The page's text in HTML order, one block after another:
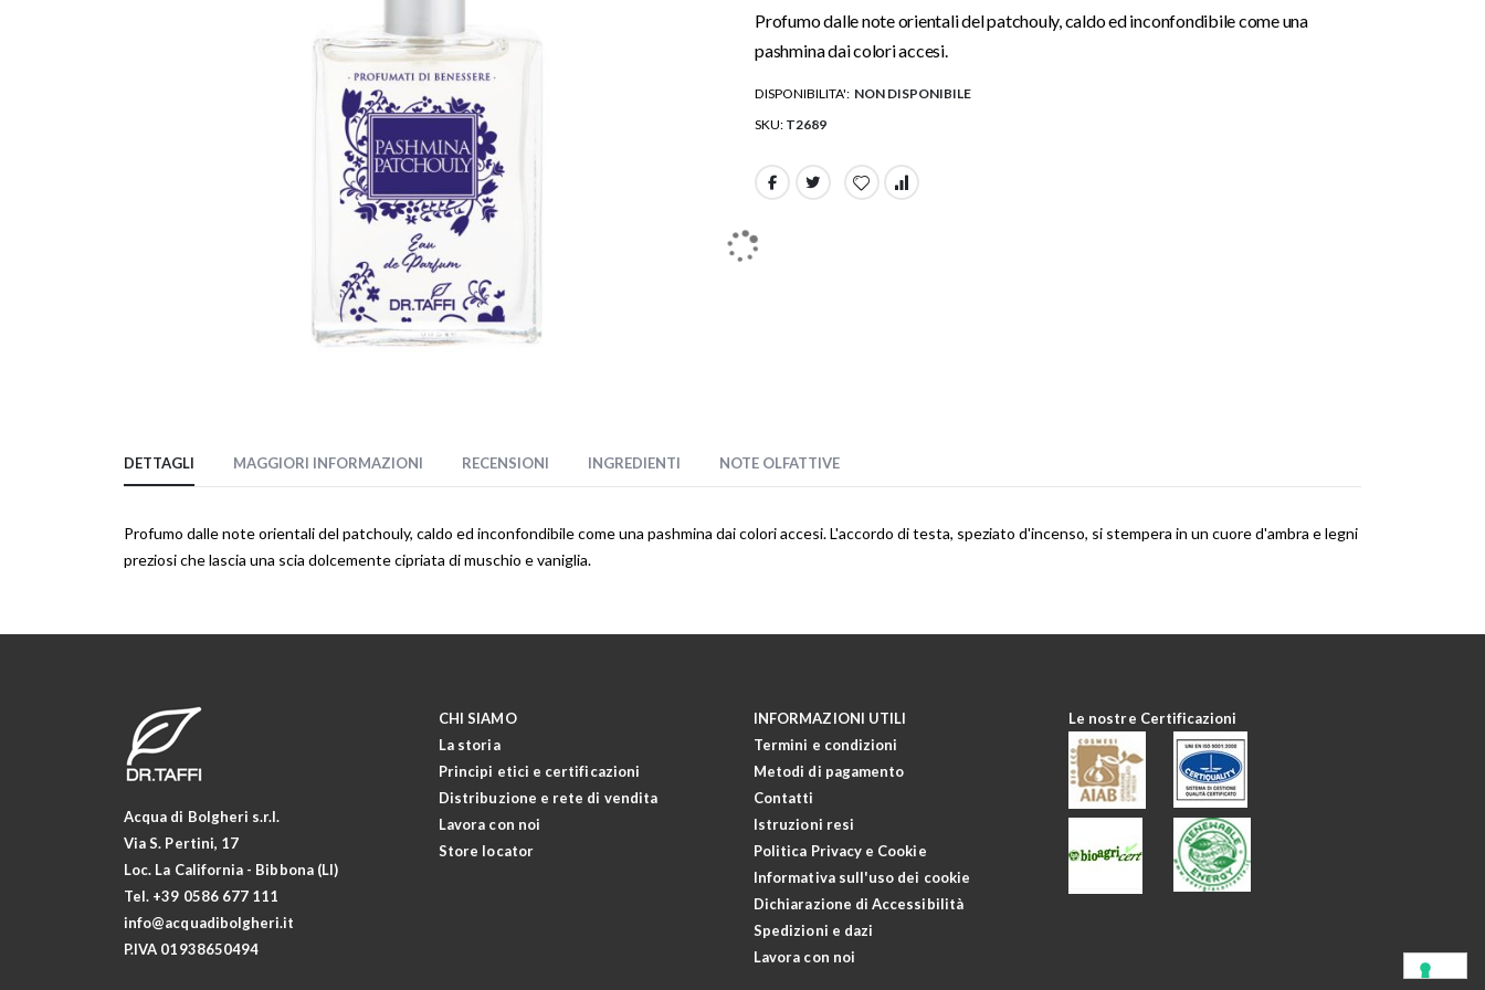
della
di
immagini
Profumo dalle note orientali del patchouly, caldo ed inconfondibile come una
pashmina dai colori accesi.
DISPONIBILITA': NON DISPONIBILE
SKU T2689
DETTAGLI
Profumo dalle note orientali del patchouly, caldo ed inconfondibile come una pashmina dai colori accesi. L'accordo di testa, speziato d'incenso, si stempera in un cuore d'ambra e legni
preziosi che lascia una scia dolcemente cipriata di muschio e vaniglia.
MAGGIORI INFORMAZIONI RECENSIONI INGREDIENTI NOTE OLFATTIVE
Acqua di Bolgheri s.r.l.
Via S. Pertini, 17
Loc. La California - Bibbona (LI)
Tel. +39 0586 677 111
info@acquadibolgheri.it
P.IVA 01938650494
CHI SIAMO
La storia
Principi etici e certificazioni
Distribuzione e rete di vendita
Lavora con noi
Store locator
INFORMAZIONI UTILI
Termini e condizioni
Metodi di pagamento
Contatti
Istruzioni resi
Politica Privacy e Cookie
Informativa sull'uso dei cookie
Dichiarazione di Accessibilità
Spedizioni e dazi
Lavora con noi
Le nostre Certificazioni